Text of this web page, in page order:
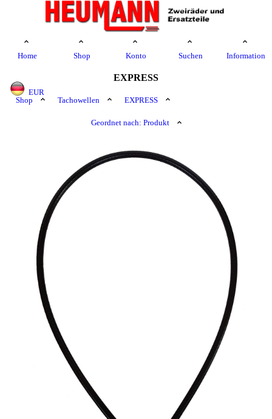
Home Shop Konto Suchen Information
EUR
EXPRESS
Shop Tachowellen EXPRESS
Geordnet nach: Produkt